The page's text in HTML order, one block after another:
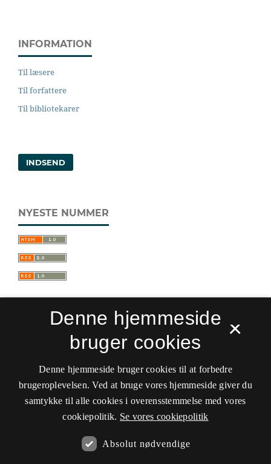
INFORMATION
Til læsere
Til forfattere
Til bibliotekarer
INDSEND
NYESTE NUMMER
Sprogforum. Tidsskrift for sprog- og
kulturpædagogik
ISSN 0909-9328 (Trykt)
ISSN 1399-8617 (Online)
Tilgængelighedserklæring
Det Kgl. Bibliotek
×
Denne hjemmeside
bruger cookies
Denne hjemmeside bruger cookies til at forbedre
brugeroplevelsen. Ved at bruge vores hjemmeside giver du
samtykke til alle cookies i overensstemmelse med vores
cookiepolitik. Se vores cookiepolitik
Absolut nødvendige